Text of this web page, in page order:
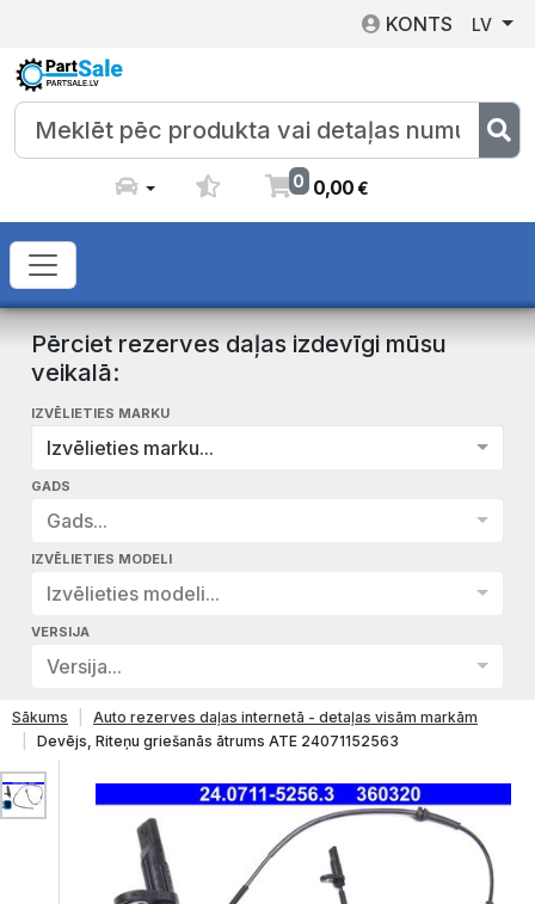
KONTS LV
0 0,00€
Pērciet rezerves daļas izdevīgi mūsu
veikalā:
IZVĒLIETIES MARKU
Izvēlieties marku...
GADS
Gads...
IZVĒLIETIES MODELI
Izvēlieties modeli...
VERSIJA
Versija...
Sākums
Auto rezerves daļas internetā - detaļas visām markām
Devējs, Riteņu griešanās ātrums ATE 24071152563